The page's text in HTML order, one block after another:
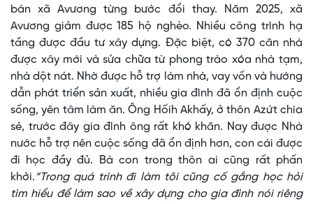
bàn xã Avương từng bước đổi thay. Năm 2025, xã
Avương giảm được 185 hộ nghèo. Nhiều công trình hạ
tầng được đầu tư xây dựng. Đặc biệt, có 370 căn nhà
được xây mới và sửa chữa từ phong trào xóa nhà tạm,
nhà dột nát. Nhờ được hỗ trợ làm nhà, vay vốn và hướng
dẫn phát triển sản xuất, nhiều gia đình đã ổn định cuộc
sống, yên tâm làm ăn. Ông Hốih Akhấy, ở thôn Azứt chia
sẻ, trước đây gia đình ông rất khó khăn. Nay được Nhà
nước hỗ trợ nên cuộc sống đã ổn định hơn, con cái được
đi học đầy đủ. Bà con trong thôn ai cũng rất phấn
khởi. “Trong quá trình đi làm tôi cũng cố gắng học hỏi
tìm hiểu để làm sao về xây dựng cho gia đình nói riêng